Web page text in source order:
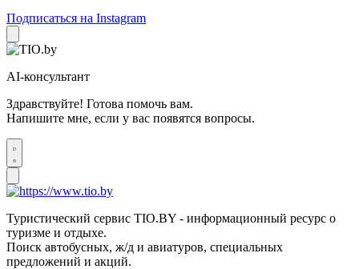
Подписаться на Instagram
AI-консультант
Здравствуйте! Готова помочь вам.
Напишите мне, если у вас появятся вопросы.
Туристический сервис TIO.BY - информационный ресурс о
туризме и отдыхе.
Поиск автобусных, ж/д и авиатуров, специальных
предложений и акций.